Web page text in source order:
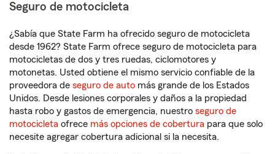
Seguro de motocicleta
¿Sabía que State Farm ha ofrecido seguro de motocicleta
desde 1962? State Farm ofrece seguro de motocicleta para
motocicletas de dos y tres ruedas, ciclomotores y
motonetas. Usted obtiene el mismo servicio confiable de la
proveedora de seguro de auto más grande de los Estados
Unidos. Desde lesiones corporales y daños a la propiedad
hasta robo y gastos de emergencia, nuestro seguro de
motocicleta ofrece más opciones de cobertura para que solo
necesite agregar cobertura adicional si la necesita.